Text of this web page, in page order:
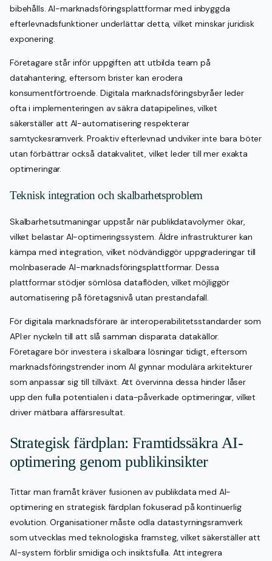
bibehålls. AI-marknadsföringsplattformar med inbyggda
efterlevnadsfunktioner underlättar detta, vilket minskar juridisk
exponering.
Företagare står inför uppgiften att utbilda team på
datahantering, eftersom brister kan erodera
konsumentförtroende. Digitala marknadsföringsbyråer leder
ofta i implementeringen av säkra datapipelines, vilket
säkerställer att AI-automatisering respekterar
samtyckesramverk. Proaktiv efterlevnad undviker inte bara böter
utan förbättrar också datakvalitet, vilket leder till mer exakta
optimeringar.
Teknisk integration och skalbarhetsproblem
Skalbarhetsutmaningar uppstår när publikdatavolymer ökar,
vilket belastar AI-optimeringssystem. Äldre infrastrukturer kan
kämpa med integration, vilket nödvändiggör uppgraderingar till
molnbaserade AI-marknadsföringsplattformar. Dessa
plattformar stödjer sömlösa dataflöden, vilket möjliggör
automatisering på företagsnivå utan prestandafall.
För digitala marknadsförare är interoperabilitetsstandarder som
API:er nyckeln till att slå samman disparata datakällor.
Företagare bör investera i skalbara lösningar tidigt, eftersom
marknadsföringstrender inom AI gynnar modulära arkitekturer
som anpassar sig till tillväxt. Att övervinna dessa hinder låser
upp den fulla potentialen i data-påverkade optimeringar, vilket
driver mätbara affärsresultat.
Strategisk färdplan: Framtidssäkra AI-
optimering genom publikinsikter
Tittar man framåt kräver fusionen av publikdata med AI-
optimering en strategisk färdplan fokuserad på kontinuerlig
evolution. Organisationer måste odla datastyrningsramverk
som utvecklas med teknologiska framsteg, vilket säkerställer att
AI-system förblir smidiga och insiktsfulla. Att integrera